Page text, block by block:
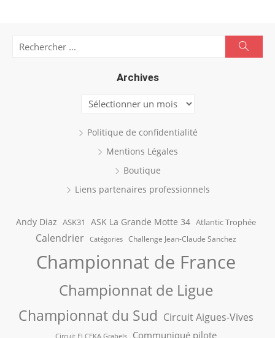
Archives
Archives
Politique de confidentialité
Mentions Légales
Boutique
Liens partenaires professionnels
Andy Diaz ASK31 ASK La Grande Motte 34 Atlantic Trophée
Calendrier Catégories Challenge Jean-Claude Sanchez
Championnat de France
Championnat de Ligue
Championnat du Sud Circuit Aigues-Vives
Circuit ELCEKA Grabels Communiqué pilote